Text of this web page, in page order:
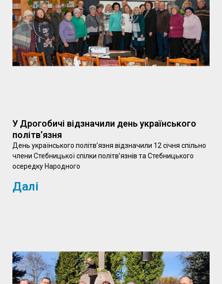
У Дрогобичі відзначили день українського
політв’язня
День українського політв’язня відзначили 12 січня спільно
члени Стебницької спілки політв’язнів та Стебницького
осередку Народного
Далі